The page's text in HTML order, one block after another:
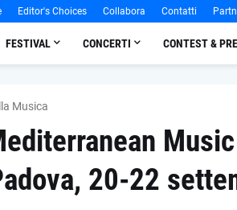
Editor's Choices Collabora Contatti
FESTIVAL CONCERTI CONTEST &
Musica
20-22